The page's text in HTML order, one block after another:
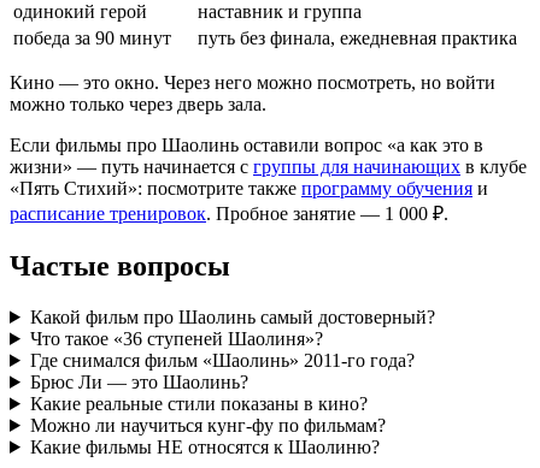
одинокий герой
наставник и группа
победа за 90 минут
путь без финала, ежедневная практика
Кино — это окно. Через него можно посмотреть, но войти
можно только через дверь зала.
Если фильмы про Шаолинь оставили вопрос «а как это в
жизни» — путь начинается с группы для начинающих в клубе
«Пять Стихий»: посмотрите также программу обучения и
расписание тренировок. Пробное занятие — 1 000 ₽.
Частые вопросы
Какой фильм про Шаолинь самый достоверный?
Что такое «36 ступеней Шаолиня»?
Где снимался фильм «Шаолинь» 2011-го года?
Брюс Ли — это Шаолинь?
Какие реальные стили показаны в кино?
Можно ли научиться кунг-фу по фильмам?
Какие фильмы НЕ относятся к Шаолиню?